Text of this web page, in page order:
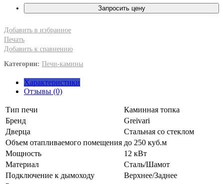
Запросить цену
Добавить в избранное
Печать
Добавить к сравнению
Категории: Печи-камины
Характеристики
Отзывы (0)
Тип печи
Каминная топка
Бренд
Greivari
Дверца
Стальная со стеклом
Объем отапливаемого помещения до 250 куб.м
Мощность
12 кВт
Материал
Сталь/Шамот
Подключение к дымоходу
Верхнее/Заднее